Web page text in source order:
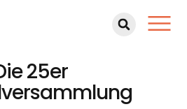
25er